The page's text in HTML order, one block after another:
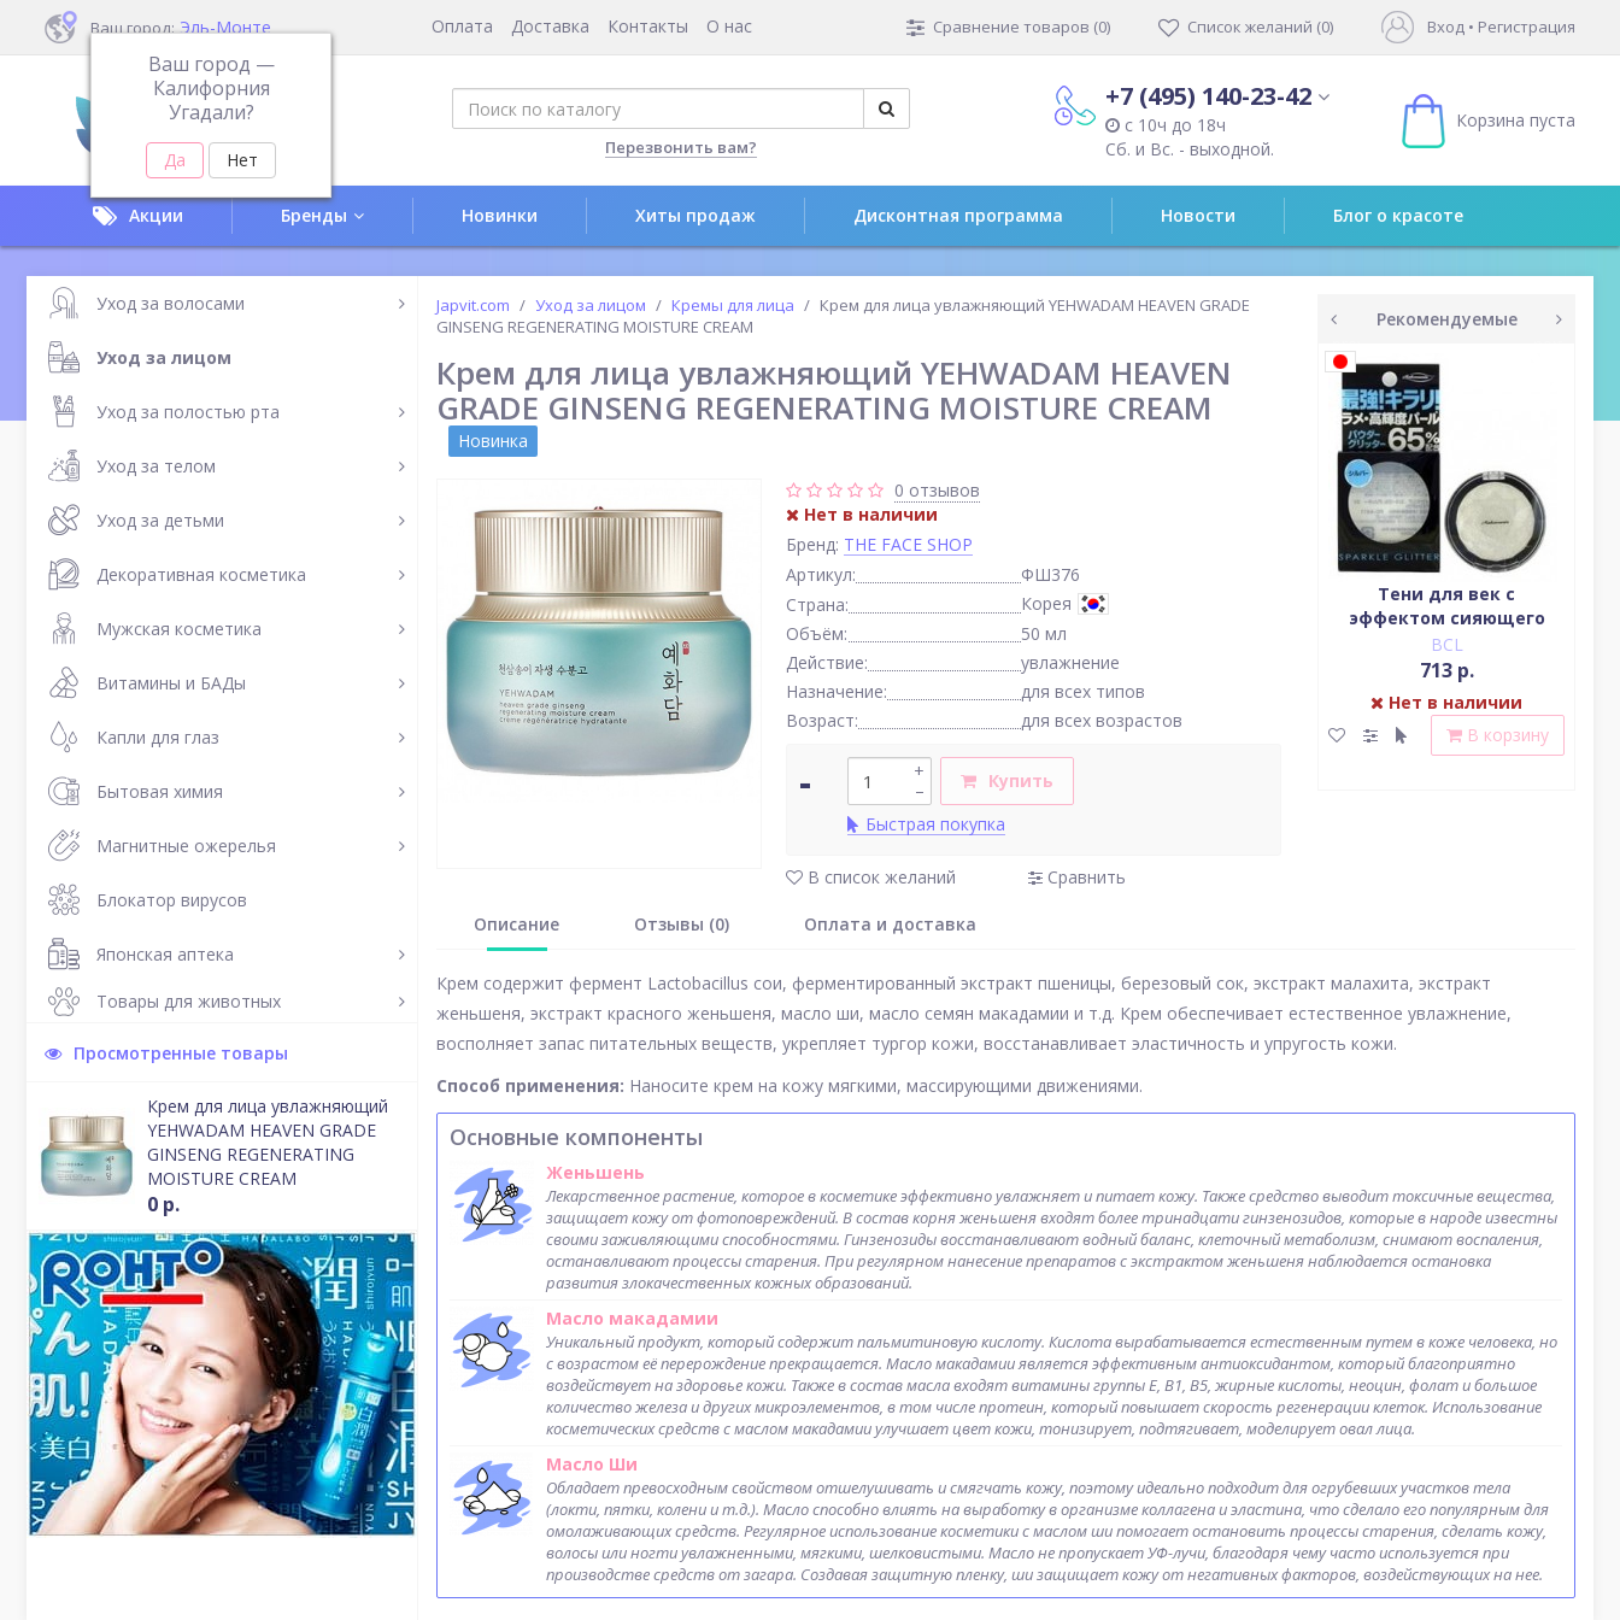
Ваш город: Эль-Монте
Ваш город —
Калифорния
Угадали?
Оплата Доставка Контакты О нас Сравнение товаров (0) Список желаний (0) Вход • Регистрация
Перезвонить вам?
+7 (495) 140-23-42
с 10ч до 18ч
Сб. и Вс. - выходной.
Корзина пуста
Акции Бренды Новинки Хиты продаж Дисконтная программа Новости Блог о красоте
Уход за волосами
Уход за лицом
Уход за полостью рта
Уход за телом
Уход за детьми
Декоративная косметика
Мужская косметика
Витамины и БАДы
Капли для глаз
Бытовая химия
Магнитные ожерелья
Блокатор вирусов
Японская аптека
Товары для животных
Просмотренные товары
Крем для лица увлажняющий
YEHWADAM HEAVEN GRADE
GINSENG REGENERATING
MOISTURE CREAM
0 р.
Japvit.com Уход за лицом Кремы для лица
Крем для лица увлажняющий YEHWADAM HEAVEN GRADE
GINSENG REGENERATING MOISTURE CREAM
Крем для лица увлажняющий YEHWADAM HEAVEN
GRADE GINSENG REGENERATING MOISTURE CREAM
Новинка
0 отзывов
Нет в наличии
Бренд: THE FACE SHOP
Артикул:
ФШ376
Страна:
Корея
Объём:
50 мл
Действие:
увлажнение
Назначение:
для всех типов
Возраст:
для всех возрастов
- –
+
Купить
Быстрая покупка
В список желаний Сравнить
Рекомендуемые
Водостойкая жидкая
Нет в наличии
Тени для век c
эффектом сияющего
блеска (серебро)
BCL
713 р.
Нет в наличии
В корзину
Описание Отзывы (0) Оплата и доставка
Крем содержит фермент Lactobacillus сои, ферментированный экстракт пшеницы, березовый сок, экстракт малахита, экстракт
женьшеня, экстракт красного женьшеня, масло ши, масло семян макадамии и т.д. Крем обеспечивает естественное увлажнение,
восполняет запас питательных веществ, укрепляет тургор кожи, восстанавливает эластичность и упругость кожи.
Способ применения: Наносите крем на кожу мягкими, массирующими движениями.
Основные компоненты
Женьшень
Лекарственное растение, которое в косметике эффективно увлажняет и питает кожу. Также средство выводит токсичные вещества,
защищает кожу от фотоповреждений. В состав корня женьшеня входят более тринадцати гинзенозидов, которые в народе известны
своими заживляющими способностями. Гинзенозиды восстанавливают водный баланс, клеточный метаболизм, снимают воспаления,
останавливают процессы старения. При регулярном нанесение препаратов с экстрактом женьшеня наблюдается остановка
развития злокачественных кожных образований.
Масло макадамии
Уникальный продукт, который содержит пальмитиновую кислоту. Кислота вырабатывается естественным путем в коже человека, но
с возрастом её перерождение прекращается. Масло макадамии является эффективным антиоксидантом, который благоприятно
воздействует на здоровье кожи. Также в состав масла входят витамины группы Е, В1, В5, жирные кислоты, неоцин, фолат и большое
количество железа и других микроэлементов, в том числе протеин, который повышает скорость регенерации клеток. Использование
косметических средств с маслом макадамии улучшает цвет кожи, тонизирует, подтягивает, моделирует овал лица.
Масло Ши
Обладает превосходным свойством отшелушивать и смягчать кожу, поэтому идеально подходит для огрубевших участков тела
(локти, пятки, колени и т.д.). Масло способно влиять на выработку в организме коллагена и эластина, что сделало его популярным для
омолаживающих средств. Регулярное использование косметики с маслом ши помогает остановить процессы старения, сделать кожу,
волосы или ногти увлажненными, мягкими, шелковистыми. Масло не пропускает УФ-лучи, благодаря чему часто используется при
производстве средств от загара. Создавая защитную пленку, ши защищает кожу от негативных факторов, воздействующих на нее.